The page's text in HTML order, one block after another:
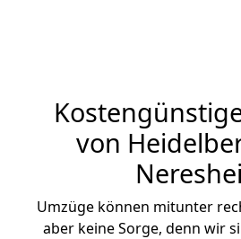
von
Umzüge können mitunter
aber keine Sorge, denn wir